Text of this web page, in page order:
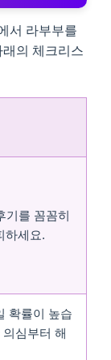
서 라부부를
의 체크리스
기를 꼼꼼히
하세요.
확률이 높습
심부터 해